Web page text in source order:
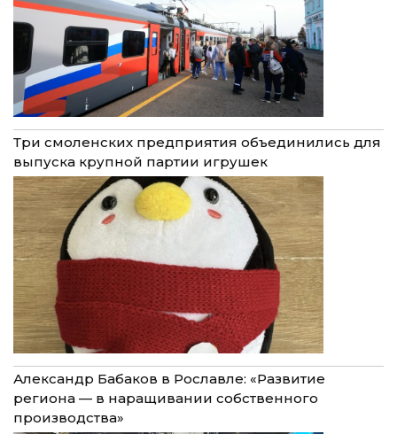
Три смоленских предприятия объединились для
выпуска крупной партии игрушек
Александр Бабаков в Рославле: «Развитие
региона — в наращивании собственного
производства»